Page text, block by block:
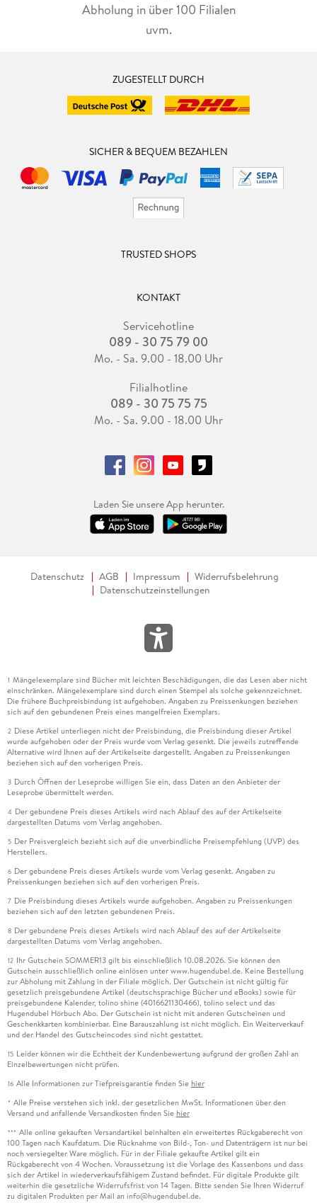
Abholung in über 100 Filialen
uvm.
ZUGESTELLT DURCH
SICHER & BEQUEM BEZAHLEN
TRUSTED SHOPS
KONTAKT
Servicehotline
089 - 30 75 79 00
Mo. - Sa. 9.00 - 18.00 Uhr
Filialhotline
089 - 30 75 75 75
Mo. - Sa. 9.00 - 18.00 Uhr
Laden Sie unsere App herunter.
Datenschutz AGB Impressum
Widerrufsbelehrung
Datenschutzeinstellungen
1 Mängelexemplare sind Bücher mit leichten Beschädigungen, die das Lesen aber nicht
einschränken. Mängelexemplare sind durch einen Stempel als solche gekennzeichnet.
Die frühere Buchpreisbindung ist aufgehoben. Angaben zu Preissenkungen beziehen
sich auf den gebundenen Preis eines mangelfreien Exemplars.
2 Diese Artikel unterliegen nicht der Preisbindung, die Preisbindung dieser Artikel
wurde aufgehoben oder der Preis wurde vom Verlag gesenkt. Die jeweils zutreffende
Alternative wird Ihnen auf der Artikelseite dargestellt. Angaben zu Preissenkungen
beziehen sich auf den vorherigen Preis.
3 Durch Öffnen der Leseprobe willigen Sie ein, dass Daten an den Anbieter der
Leseprobe übermittelt werden.
4 Der gebundene Preis dieses Artikels wird nach Ablauf des auf der Artikelseite
dargestellten Datums vom Verlag angehoben.
5 Der Preisvergleich bezieht sich auf die unverbindliche Preisempfehlung (UVP) des
Herstellers.
6 Der gebundene Preis dieses Artikels wurde vom Verlag gesenkt. Angaben zu
Preissenkungen beziehen sich auf den vorherigen Preis.
7 Die Preisbindung dieses Artikels wurde aufgehoben. Angaben zu Preissenkungen
beziehen sich auf den letzten gebundenen Preis.
8 Der gebundene Preis dieses Artikels wird nach Ablauf des auf der Artikelseite
dargestellten Datums vom Verlag angehoben.
12 Ihr Gutschein SOMMER13 gilt bis einschließlich 10.08.2026. Sie können den
Gutschein ausschließlich online einlösen unter www.hugendubel.de. Keine Bestellung
zur Abholung mit Zahlung in der Filiale möglich. Der Gutschein ist nicht gültig für
gesetzlich preisgebundene Artikel (deutschsprachige Bücher und eBooks) sowie für
preisgebundene Kalender, tolino shine (4016621130466), tolino select und das
Hugendubel Hörbuch Abo. Der Gutschein ist nicht mit anderen Gutscheinen und
Geschenkkarten kombinierbar. Eine Barauszahlung ist nicht möglich. Ein Weiterverkauf
und der Handel des Gutscheincodes sind nicht gestattet.
15 Leider können wir die Echtheit der Kundenbewertung aufgrund der großen Zahl an
Einzelbewertungen nicht prüfen.
16 Alle Informationen zur Tiefpreisgarantie finden Sie hier
* Alle Preise verstehen sich inkl. der gesetzlichen MwSt. Informationen über den
Versand und anfallende Versandkosten finden Sie hier
*** Alle online gekauften Versandartikel beinhalten ein erweitertes Rückgaberecht von
100 Tagen nach Kaufdatum. Die Rücknahme von Bild-, Ton- und Datenträgern ist nur bei
noch versiegelter Ware möglich. Für in der Filiale gekaufte Artikel gilt ein
Rückgaberecht von 4 Wochen. Voraussetzung ist die Vorlage des Kassenbons und dass
sich der Artikel in wiederverkaufsfähigem Zustand befindet. Für digitale Produkte gilt
weiterhin die gesetzliche Widerrufsfrist von 14 Tagen. Bitte senden Sie Ihren Widerruf
zu digitalen Produkten per Mail an info@hugendubel.de.